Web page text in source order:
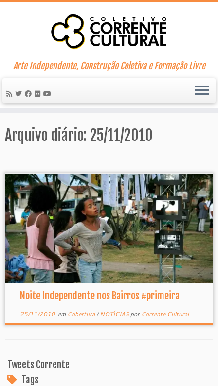
Skip
Arte Independente, Construção Coletiva e Formação Livre
Arquivo diário: 25/11/2010
Noite Independente nos Bairros #primeira
25/11/2010em Cobertura/NOTÍCIASpor Corrente Cultural
Tweets Corrente
Tags